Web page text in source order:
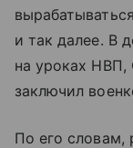
и так далее. В
на уроках
заключил
По его словам,